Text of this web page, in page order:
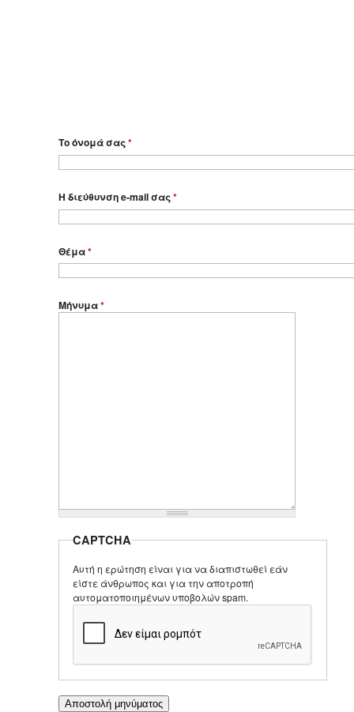
Το όνομά σας*
Η διεύθυνση e-mail σας*
Θέμα*
Μήνυμα*
CAPTCHA
Αυτή η ερώτηση είναι για να διαπιστωθεί εάν
είστε άνθρωπος και για την αποτροπή
αυτοματοποιημένων υποβολών spam.